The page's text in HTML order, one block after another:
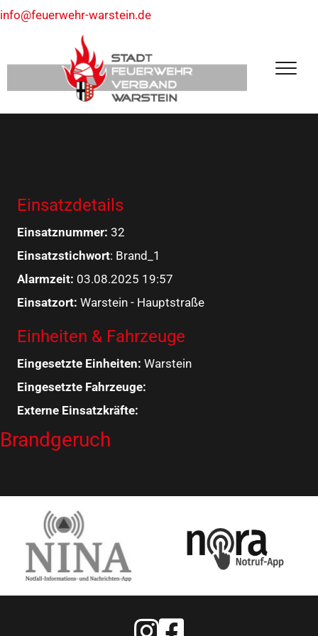
info@feuerwehr-warstein.de
Einsatzdetails
Einsatznummer: 32
Einsatzstichwort: Brand_1
Alarmzeit: 03.08.2025 19:57
Einsatzort: Warstein - Hauptstraße
Einheiten & Fahrzeuge
Eingesetzte Einheiten: Warstein
Eingesetzte Fahrzeuge:
Externe Einsatzkräfte:
Brandgeruch
Feuerwehr Warstein Instagram
Feuerwehr Warstein